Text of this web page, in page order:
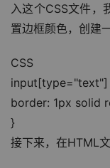
入这个CSS文件
置边框颜色，创建
CSS
border: 1px solid
}
接下来，在HTML